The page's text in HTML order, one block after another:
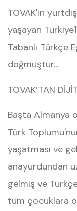
TOVAK'ın
yaşayan
Tabanlı Türkçe
doğmuştur...
TOVAK’TAN
Başta Almanya
Türk
yaşatması ve
anayurdundan
gelmiş ve
tüm çocuklara